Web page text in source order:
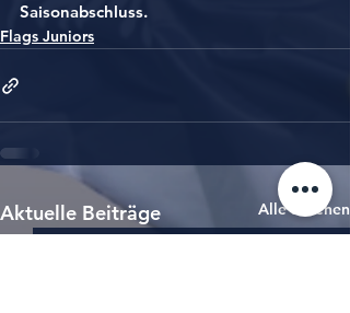
Saisonabschluss.
Flags Juniors
Aktuelle Beiträge Alle ansehen